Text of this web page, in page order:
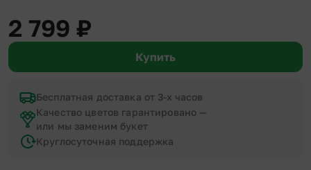
2 799 ₽
Купить
Бесплатная доставка от 3-х часов
Качество цветов гарантировано —
или мы заменим букет
Круглосуточная поддержка